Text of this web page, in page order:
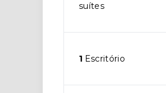
suítes
1 Escritório